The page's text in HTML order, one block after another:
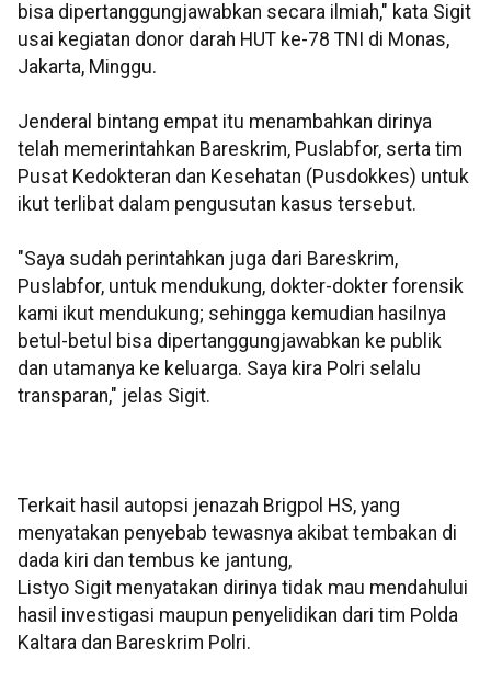
bisa dipertanggungjawabkan secara ilmiah," kata Sigit
usai kegiatan donor darah HUT ke-78 TNI di Monas,
Jakarta, Minggu.
Jenderal bintang empat itu menambahkan dirinya
telah memerintahkan Bareskrim, Puslabfor, serta tim
Pusat Kedokteran dan Kesehatan (Pusdokkes) untuk
ikut terlibat dalam pengusutan kasus tersebut.
"Saya sudah perintahkan juga dari Bareskrim,
Puslabfor, untuk mendukung, dokter-dokter forensik
kami ikut mendukung; sehingga kemudian hasilnya
betul-betul bisa dipertanggungjawabkan ke publik
dan utamanya ke keluarga. Saya kira Polri selalu
transparan," jelas Sigit.
Terkait hasil autopsi jenazah Brigpol HS, yang
menyatakan penyebab tewasnya akibat tembakan di
dada kiri dan tembus ke jantung,
Listyo Sigit menyatakan dirinya tidak mau mendahului
hasil investigasi maupun penyelidikan dari tim Polda
Kaltara dan Bareskrim Polri.